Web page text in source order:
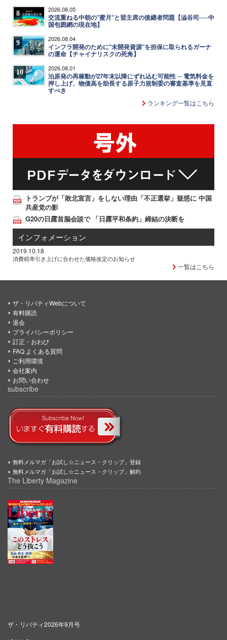
8 2026.08.05
交流重ねる中朝の"蜜月"と習主席の後継者問題【澁谷司──中
国包囲網の現在地】
9 2026.08.04
インフラ開発のために"未開発資源"を担保に取られるガーナ
の運命【チャイナリスクの死角】
10 2026.08.01
泊原発の再稼動が27年末以降にずれ込む可能性 ─ 電気料金を
押し上げ、物価高を助長する原子力規制委の審査基準を見直
すべき
ランキング一覧はこちら
トランプが「敗北宣言」をしない理由「不正選挙」疑惑に 中国
共産党の影
G20の日露首脳会談で 「日露平和条約」締結の決断を
インフォメーション
2019.10.18
消費税率引き上げに合わせた価格改定のお知らせ
一覧はこちら
ザ・リバティWebについて
有料購読
退会
プライバシーポリシー
訂正・おわび
FAQ よくある質問
ご利用環境
会社案内
お問い合わせ
subscribe
無料メルマガ「お試し☆ニュース・クリップ」登録
無料メルマガ「お試し☆ニュース・クリップ」解約
The Liberty Magazine
ザ・リバティ2026年9月号